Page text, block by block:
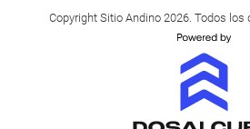
Copyright Sitio Andino 2026. Todos los